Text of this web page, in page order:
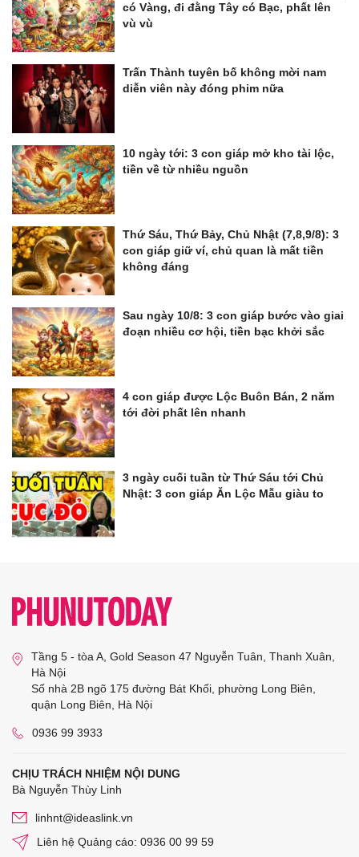
có Vàng, đi đằng Tây có Bạc, phất lên
vù vù
Trấn Thành tuyên bố không mời nam
diễn viên này đóng phim nữa
10 ngày tới: 3 con giáp mở kho tài lộc,
tiền về từ nhiều nguồn
Thứ Sáu, Thứ Bảy, Chủ Nhật (7,8,9/8): 3
con giáp giữ ví, chủ quan là mất tiền
không đáng
Sau ngày 10/8: 3 con giáp bước vào giai
đoạn nhiều cơ hội, tiền bạc khởi sắc
4 con giáp được Lộc Buôn Bán, 2 năm
tới đời phất lên nhanh
3 ngày cuối tuần từ Thứ Sáu tới Chủ
Nhật: 3 con giáp Ăn Lộc Mẫu giàu to
Tầng 5 - tòa A, Gold Season 47 Nguyễn Tuân, Thanh Xuân,
Hà Nội
Số nhà 2B ngõ 175 đường Bát Khối, phường Long Biên,
quận Long Biên, Hà Nội
0936 99 3933
CHỊU TRÁCH NHIỆM NỘI DUNG
Bà Nguyễn Thùy Linh
linhnt@ideaslink.vn
Liên hệ Quảng cáo: 0936 00 99 59